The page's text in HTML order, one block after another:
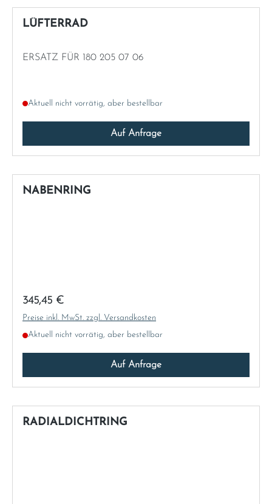
LÜFTERRAD
ERSATZ FÜR 180 205 07 06
Aktuell nicht vorrätig, aber bestellbar
Auf Anfrage
NABENRING
Regulärer Preis:
345,45 €
Preise inkl. MwSt. zzgl. Versandkosten
Aktuell nicht vorrätig, aber bestellbar
Auf Anfrage
RADIALDICHTRING